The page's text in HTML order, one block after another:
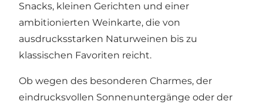
Snacks, kleinen Gerichten und einer
ambitionierten Weinkarte, die von
ausdrucksstarken Naturweinen bis zu
klassischen Favoriten reicht.
Ob wegen des besonderen Charmes, der
eindrucksvollen Sonnenuntergänge oder der